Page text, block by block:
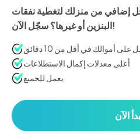
من منزلك لتغطية نفقات
البنزين أو غيرها؟ سجّل الآن!
أموالك في أقل من 10 دقائق
أعلى معدلات إكمال الاستطلاعات
يعمل للجميع